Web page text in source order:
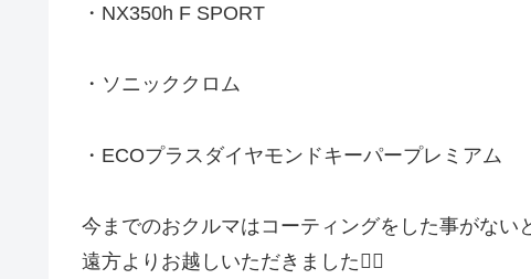
・NX350h F SPORT
・ソニッククロム
・ECOプラスダイヤモンドキーパープレミアム
今までのおクルマはコーティングをした事がな
遠方よりお越しいただきました🙇‍♂️